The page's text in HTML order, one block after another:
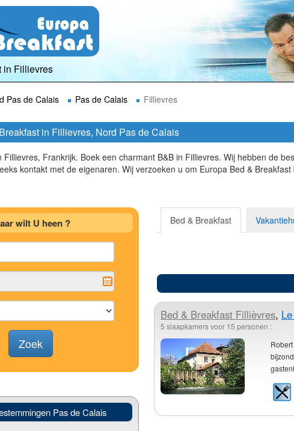
in Fillievres
Pas de Calais Pas de Calais Fillievres
in Fillievres, Nord Pas de Calais
Fillievres, Frankrijk. Boek een charmant B&B in Fillievres. Wij hebben de
kontakt met de eigenaren. Wij verzoeken u om Europa Bed &
wilt U heen ?
Zoek
Pas de Calais
Bed & Breakfast
Bed & Breakfast Fillièvres,
5 slaapkamers voor 15 personen :